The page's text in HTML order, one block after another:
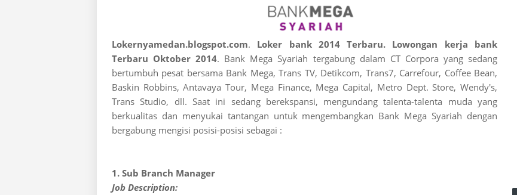
Lokernyamedan.blogspot.com. Loker bank 2014 Terbaru. Lowongan kerja bank
Terbaru Oktober 2014. Bank Mega Syariah tergabung dalam CT Corpora yang sedang
bertumbuh pesat bersama Bank Mega, Trans TV, Detikcom, Trans7, Carrefour, Coffee Bean,
Baskin Robbins, Antavaya Tour, Mega Finance, Mega Capital, Metro Dept. Store, Wendy's,
Trans Studio, dll. Saat ini sedang berekspansi, mengundang talenta-talenta muda yang
berkualitas dan menyukai tantangan untuk mengembangkan Bank Mega Syariah dengan
bergabung mengisi posisi-posisi sebagai :
1. Sub Branch Manager
Job Description: